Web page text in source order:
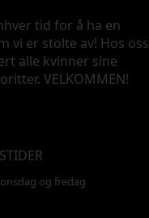
tid for å ha en
vi er stolte av! Hos oss
alle kvinner sine
VELKOMMEN!
og fredag